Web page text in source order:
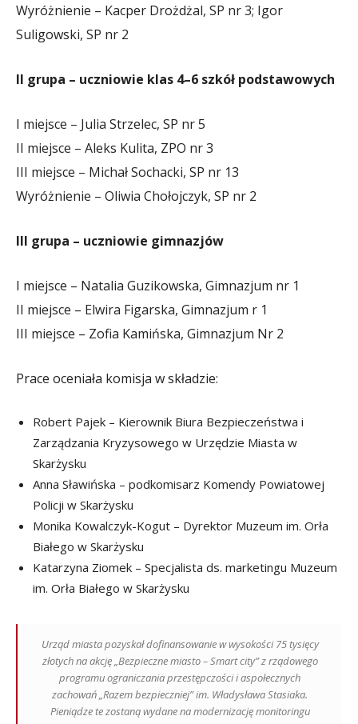
Wyróżnienie – Kacper Drożdżal, SP nr 3; Igor
Suligowski, SP nr 2
II grupa – uczniowie klas 4–6 szkół podstawowych
I miejsce – Julia Strzelec, SP nr 5
II miejsce – Aleks Kulita, ZPO nr 3
III miejsce – Michał Sochacki, SP nr 13
Wyróżnienie – Oliwia Chołojczyk, SP nr 2
III grupa – uczniowie gimnazjów
I miejsce – Natalia Guzikowska, Gimnazjum nr 1
II miejsce – Elwira Figarska, Gimnazjum r 1
III miejsce – Zofia Kamińska, Gimnazjum Nr 2
Prace oceniała komisja w składzie:
Robert Pajek – Kierownik Biura Bezpieczeństwa i
Zarządzania Kryzysowego w Urzędzie Miasta w
Skarżysku
Anna Sławińska – podkomisarz Komendy Powiatowej
Policji w Skarżysku
Monika Kowalczyk-Kogut – Dyrektor Muzeum im. Orła
Białego w Skarżysku
Katarzyna Ziomek – Specjalista ds. marketingu Muzeum
im. Orła Białego w Skarżysku
Urząd miasta pozyskał dofinansowanie w wysokości 75 tysięcy
złotych na akcję „Bezpieczne miasto – Smart city” z rządowego
programu ograniczania przestępczości i aspołecznych
zachowań „Razem bezpieczniej” im. Władysława Stasiaka.
Pieniądze te zostaną wydane na modernizację monitoringu